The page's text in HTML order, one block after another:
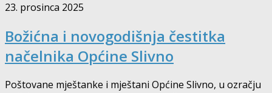
23. prosinca 2025
Božićna i novogodišnja čestitka
načelnika Općine Slivno
Poštovane mještanke i mještani Općine Slivno, u ozračju